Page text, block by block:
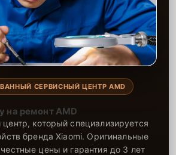
СЕРВИСНЫЙ ЦЕНТР AMD
на ремонт AMD
который специализируется
бренда Xiaomi. Оригинальные
цены и гарантия до 3 лет